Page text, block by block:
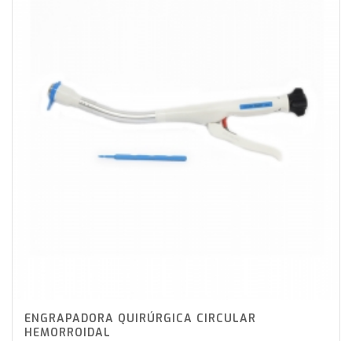
ENGRAPADORA QUIRÚRGICA CIRCULAR
HEMORROIDAL